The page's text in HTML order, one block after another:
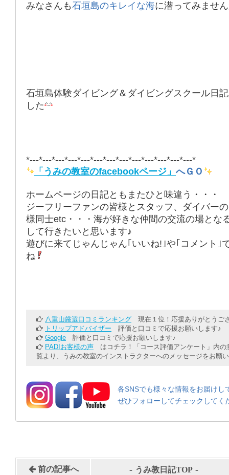
みなさんも石垣島のキレイな海に潜ってみませ
石垣島体験ダイビング＆ダイビングスクール日
した
*---*---*---*---*---*---*---*---*---*---*---*---*---*
「うみの教室のfacebookページ」 へＧＯ
ホームページの日記ともまたひと味違う・・・
ジーフリーファンの皆様とスタッフ、ダイバー
様同士etc・・・海が好きな仲間の交流の場とな
して行きたいと思います♪
遊びに来てじゃんじゃん｢いいね!｣や｢コメント｣
ね
八重山厳選口コミランキング 現在１位！応援ありがとうご
トリップアドバイザー 評価と口コミで応援お願いします♪
Google 評価と口コミで応援お願いします♪
PADIお客様の声 はコチラ！「コース評価アンケート」内の
覧より、うみの教室のインストラクターへのメッセージをお願
各SNSでも様々な情報をお届けし
ぜひフォローしてチェックしてく
前の記事へ - うみ教日記TOP -